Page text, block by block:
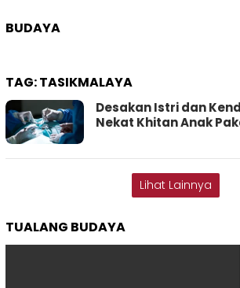
BUDAYA
TAG:TASIKMALAYA
Desakan Istri dan
Nekat Khitan Anak
Lihat Lainnya
TUALANG BUDAYA